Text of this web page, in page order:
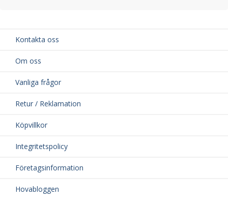
Kontakta oss
Om oss
Vanliga frågor
Retur / Reklamation
Köpvillkor
Integritetspolicy
Företagsinformation
Hovabloggen